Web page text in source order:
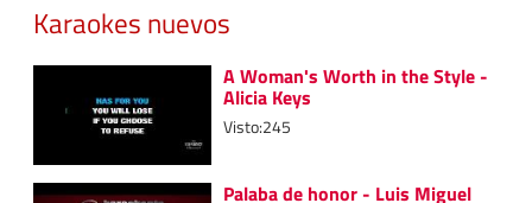
Karaokes nuevos
A Woman's Worth in the Style -
Alicia Keys
Visto:245
Palaba de honor - Luis Miguel